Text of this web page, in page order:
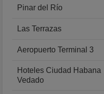
Pinar del Río
Las Terrazas
Aeropuerto Terminal 3
Hoteles Ciudad Habana
Vedado